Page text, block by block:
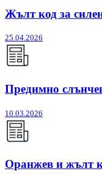
Жълт код за
25.04.2026
Предимно
10.03.2026
Оранжев и жълт